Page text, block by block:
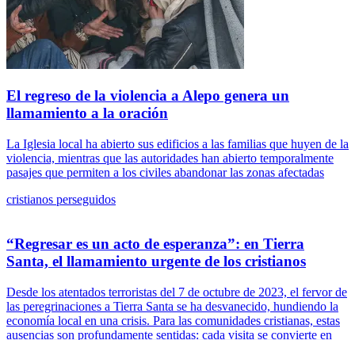
El regreso de la violencia a Alepo genera un
llamamiento a la oración
La Iglesia local ha abierto sus edificios a las familias que huyen de la
violencia, mientras que las autoridades han abierto temporalmente
pasajes que permiten a los civiles abandonar las zonas afectadas
cristianos perseguidos
“Regresar es un acto de esperanza”: en Tierra
Santa, el llamamiento urgente de los cristianos
Desde los atentados terroristas del 7 de octubre de 2023, el fervor de
las peregrinaciones a Tierra Santa se ha desvanecido, hundiendo la
economía local en una crisis. Para las comunidades cristianas, estas
ausencias son profundamente sentidas: cada visita se convierte en